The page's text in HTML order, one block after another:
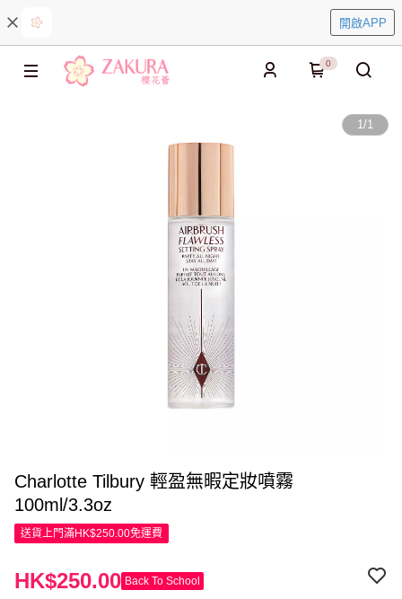
開啟APP
0
1/1
Charlotte Tilbury 輕盈無暇定妝噴霧
100ml/3.3oz
送貨上門滿HK$250.00免運費
HK$250.00 Back To School